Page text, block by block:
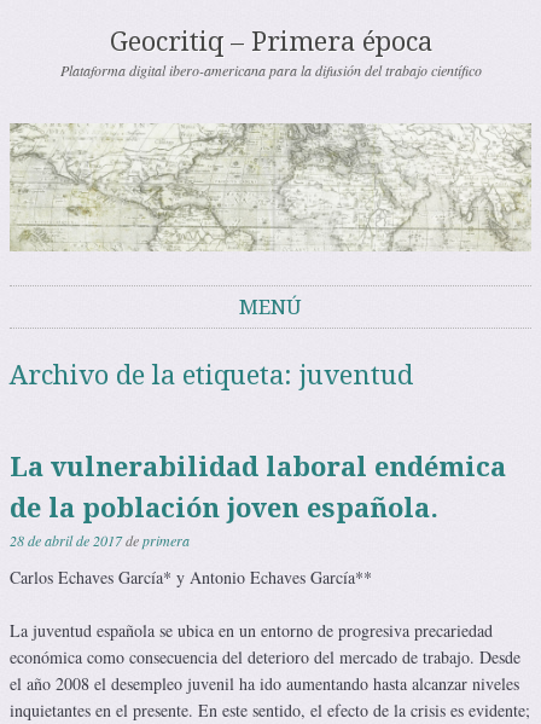
Geocritiq – Primera época
Plataforma digital ibero-americana para la difusión del trabajo científico
MENÚ
Archivo de la etiqueta: juventud
La vulnerabilidad laboral endémica
de la población joven española.
28 de abril de 2017deprimera
Carlos Echaves García* y Antonio Echaves García**
La juventud española se ubica en un entorno de progresiva precariedad
económica como consecuencia del deterioro del mercado de trabajo. Desde
el año 2008 el desempleo juvenil ha ido aumentando hasta alcanzar niveles
inquietantes en el presente. En este sentido, el efecto de la crisis es evidente;